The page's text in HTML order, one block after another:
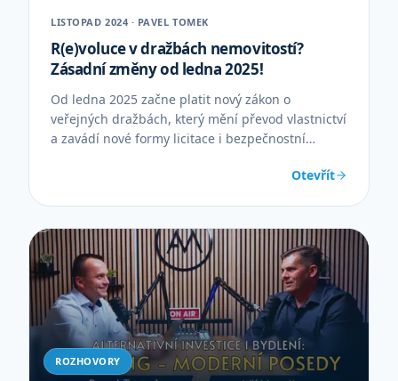
LISTOPAD 2024 · PAVEL TOMEK
R(e)voluce v dražbách nemovitostí?
Zásadní změny od ledna 2025!
Od ledna 2025 začne platit nový zákon o
veřejných dražbách, který mění převod vlastnictví
a zavádí nové formy licitace i bezpečnostní
Otevřít
ROZHOVORY